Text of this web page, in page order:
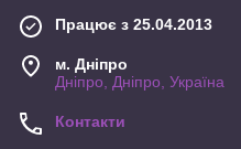
Працює з 25.04.2013
м. Дніпро
Дніпро, Дніпро, Україна
Контакти